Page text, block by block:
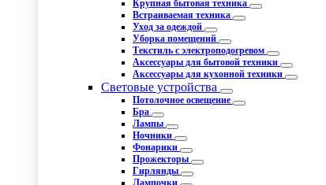
Крупная бытовая техника
Встраиваемая техника
Уход за одеждой
Уборка помещений
Текстиль с электроподогревом
Аксессуары для бытовой техники
Аксессуары для кухонной техники
Световые устройства
Потолочное освещение
Бра
Лампы
Ночники
Фонарики
Прожекторы
Гирлянды
Лампочки